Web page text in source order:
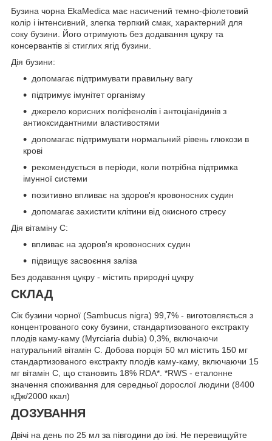
Бузина чорна EkaMedica має насичений темно-фіолетовий
колір і інтенсивний, злегка терпкий смак, характерний для
соку бузини. Його отримують без додавання цукру та
консервантів зі стиглих ягід бузини.
Дія бузини:
допомагає підтримувати правильну вагу
підтримує імунітет організму
джерело корисних поліфенолів і антоціанідинів з
антиоксидантними властивостями
допомагає підтримувати нормальний рівень глюкози в
крові
рекомендується в періоди, коли потрібна підтримка
імунної системи
позитивно впливає на здоров'я кровоносних судин
допомагає захистити клітини від окисного стресу
Дія вітаміну С:
впливає на здоров'я кровоносних судин
підвищує засвоєння заліза
Без додавання цукру - містить природні цукру
СКЛАД
Сік бузини чорної (Sambucus nigra) 99,7% - виготовляється з
концентрованого соку бузини, стандартизованого екстракту
плодів каму-каму (Myrciaria dubia) 0,3%, включаючи
натуральний вітамін С. Добова порція 50 мл містить 150 мг
стандартизованого екстракту плодів каму-каму, включаючи 15
мг вітамін С, що становить 18% RDA*. *RWS - еталонне
значення споживання для середньої дорослої людини (8400
кДж/2000 ккал)
ДОЗУВАННЯ
Двічі на день по 25 мл за півгодини до їжі. Не перевищуйте